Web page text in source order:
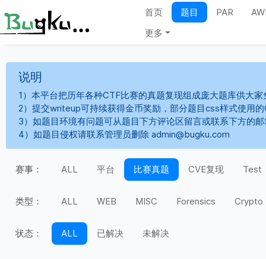
首页 题目 PAR
更多
说明
1）本平台把历年各种CTF比赛的真题复现组成庞大题库供大
2）提交writeup可持续获得金币奖励，部分题目css样式使用
3）如题目环境有问题可从题目下方评论区留言或联系下方的
4）如题目侵权请联系管理员删除 admin@bugku.com
赛事： ALL 平台 比赛真题 CVE复现 Test
类型： ALL WEB MISC Forensics Crypto
状态： ALL 已解决 未解决